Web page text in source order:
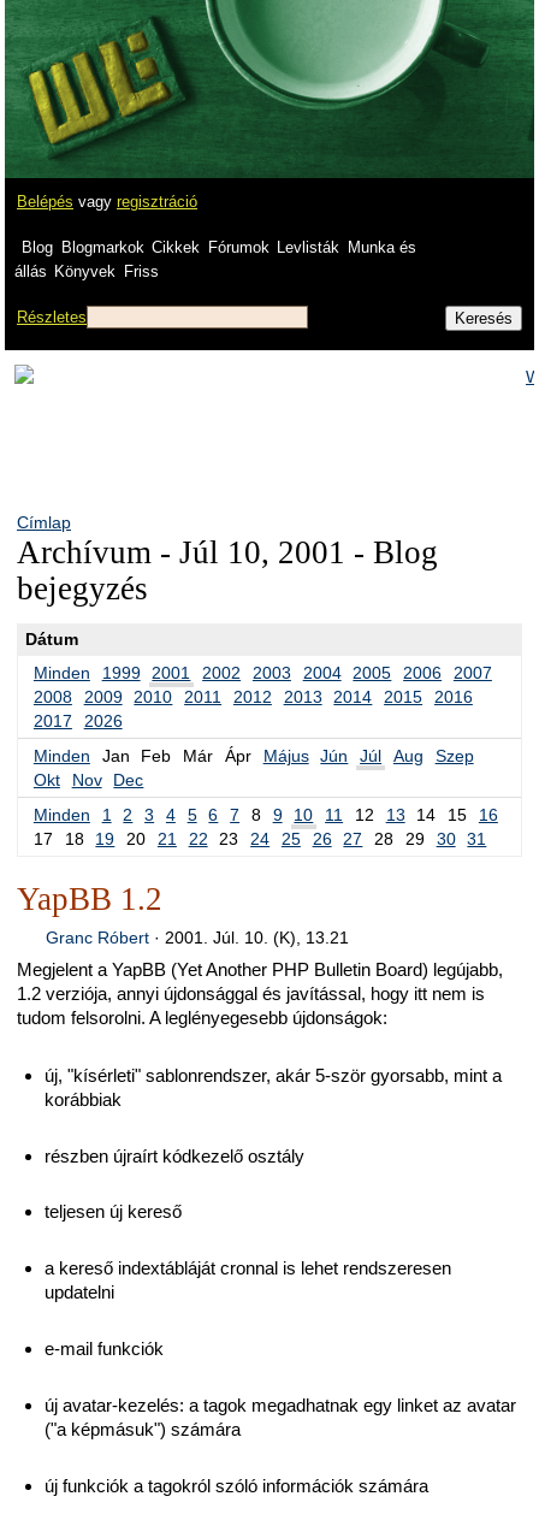
Belépés vagy regisztráció
Blog Blogmarkok Cikkek Fórumok Levlisták
Munka és
állás Könyvek Friss
Részletes
Címlap
Archívum - Júl 10, 2001 - Blog
bejegyzés
Dátum
Minden
1999 2001 2002 2003 2004 2005 2006
2007
2008
2009 2010 2011 2012 2013 2014 2015
2016
2017
2026
Minden
Jan Feb Már Ápr Május Jún Júl Aug
Szep
Okt
Nov
Dec
Minden
1 2 3 4 5 6 7 8 9 10 11 12 13 14 15
16
17
18 19 20 21 22 23 24 25 26 27 28 29 30 31
YapBB 1.2
Granc Róbert· 2001. Júl. 10. (K), 13.21
Megjelent a YapBB (Yet Another PHP Bulletin Board) legújabb,
1.2 verziója, annyi újdonsággal és javítással, hogy itt nem is
tudom felsorolni. A leglényegesebb újdonságok:
új, "kísérleti" sablonrendszer, akár 5-ször gyorsabb, mint a
korábbiak
részben újraírt kódkezelő osztály
teljesen új kereső
a kereső indextábláját cronnal is lehet rendszeresen
updatelni
e-mail funkciók
új avatar-kezelés: a tagok megadhatnak egy linket az avatar
("a képmásuk") számára
új funkciók a tagokról szóló információk számára